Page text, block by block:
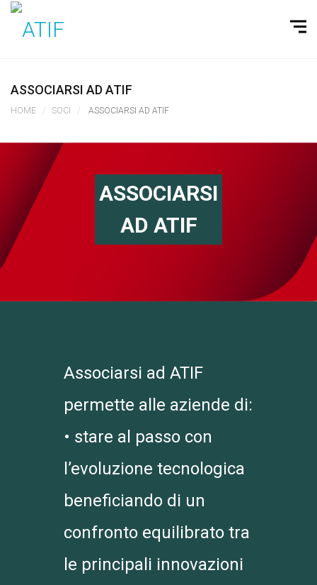
ASSOCIARSI AD ATIF
HOME SOCI ASSOCIARSI AD ATIF
ASSOCIARSI
AD ATIF
Associarsi ad ATIF
permette alle aziende di:
• stare al passo con
l’evoluzione tecnologica
beneficiando di un
confronto equilibrato tra
le principali innovazioni